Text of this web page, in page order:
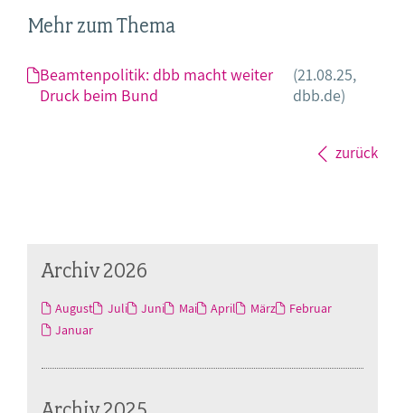
Mehr zum Thema
Beamtenpolitik: dbb macht weiter
Druck beim Bund
(21.08.25,
dbb.de)
zurück
Archiv 2026
August Juli Juni Mai April März
Februar
Januar